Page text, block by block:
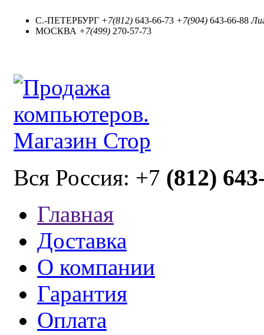
С.-ПЕТЕРБУРГ +7(812) 643-66-73 +7(904) 643-66-88
МОСКВА +7(499) 270-57-73
Вся Россия: +7 (812)
Главная
Доставка
О компании
Гарантия
Оплата